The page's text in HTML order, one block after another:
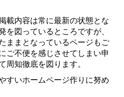
載内容は常に最新の状態とな
を図っているところですが、
ままとなっているページもご
ご不便を感じさせてしまい申
周知徹底を図ります。
すいホームページ作りに努め